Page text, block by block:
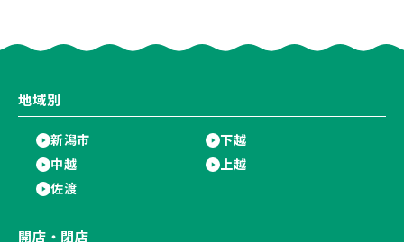
地域別
新潟市
下越
中越
上越
佐渡
開店・閉店